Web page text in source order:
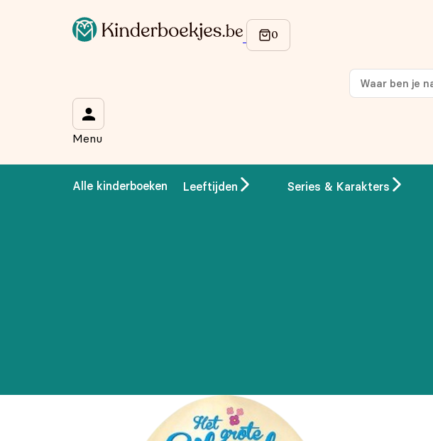
Menu
Alle kinderboeken Leeftijden Series & Karakters
Op de hoogte blijven van onze acties?
op je eerste
Wat is je voornaam?